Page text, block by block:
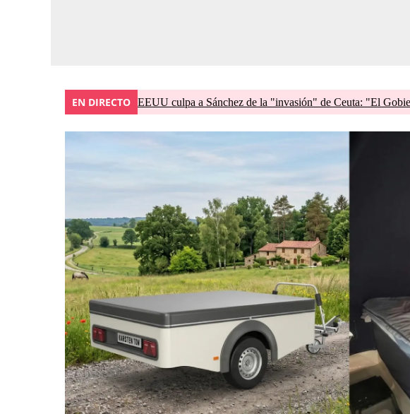
EN DIRECTO EEUU culpa a Sánchez de la "invasión" de Ceuta: "El